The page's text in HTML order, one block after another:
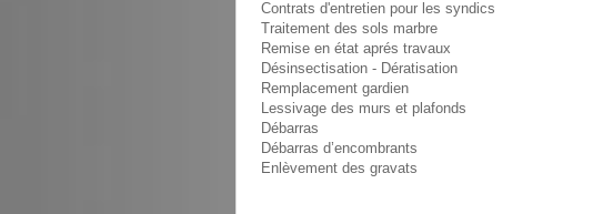
Contrats d'entretien pour les syndics
Traitement des sols marbre
Remise en état aprés travaux
Désinsectisation - Dératisation
Remplacement gardien
Lessivage des murs et plafonds
Débarras
Débarras d’encombrants
Enlèvement des gravats